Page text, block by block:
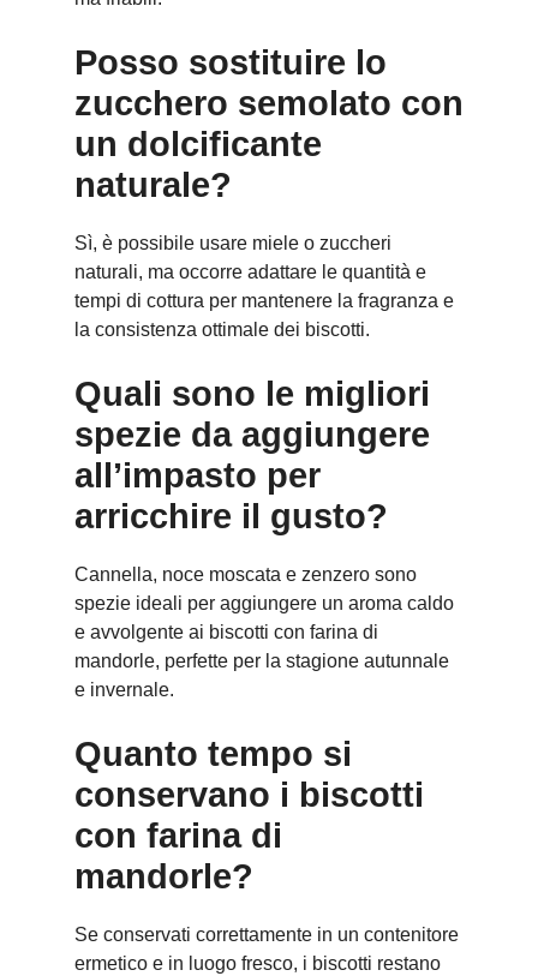
Posso sostituire lo
zucchero semolato con
un dolcificante
naturale?
Sì, è possibile usare miele o zuccheri
naturali, ma occorre adattare le quantità e
tempi di cottura per mantenere la fragranza e
la consistenza ottimale dei biscotti.
Quali sono le migliori
spezie da aggiungere
all’impasto per
arricchire il gusto?
Cannella, noce moscata e zenzero sono
spezie ideali per aggiungere un aroma caldo
e avvolgente ai biscotti con farina di
mandorle, perfette per la stagione autunnale
e invernale.
Quanto tempo si
conservano i biscotti
con farina di
mandorle?
Se conservati correttamente in un contenitore
ermetico e in luogo fresco, i biscotti restano